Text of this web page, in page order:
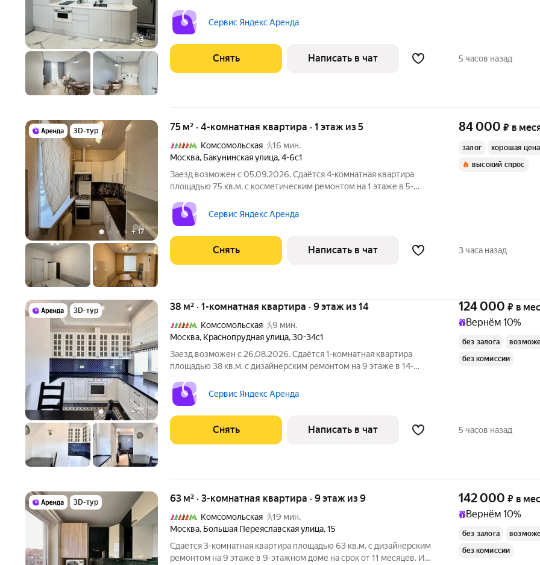
+13
Посудомоечная машина Кондиционер Дом - монолитный, окна
Сервис Яндекс Аренда
Снять Написать в чат 5 часов назад
3D-тур
+17
75 м² · 4-комнатная квартира · 1 этаж из 5
Комсомольская
16 мин.
Москва, Бакунинская улица,4-6с1
Заезд возможен с 05.09.2026. Сдаётся 4-комнатная квартира
площадью 75 кв.м. с косметическим ремонтом на 1 этаже в 5-
Духовой шкаф Стиральная машина Холодильник Бойлер Дом -
кирпичный,
Сервис Яндекс Аренда
84 000 ₽ в
залог
хорошая цена
высокий спрос
Снять Написать в чат 3 часа назад
3D-тур
+21
38 м² · 1-комнатная квартира · 9 этаж из 14
Комсомольская
9 мин.
Москва, Краснопрудная улица,30-34с1
Заезд возможен с 26.08.2026. Сдаётся 1-комнатная квартира
площадью 38 кв.м. с дизайнерским ремонтом на 9 этаже в 14-
Духовой шкаф Стиральная машина Холодильник Посудомоечная
машина
Сервис Яндекс Аренда
124 000 ₽ в
Вернём 10%
без залога
без комиссии
Снять Написать в чат 5 часов назад
3D-тур 63 м² · 3-комнатная квартира · 9 этаж из 9
Комсомольская
19 мин.
Москва, Большая Переяславская улица,15
Сдаётся 3-комнатная квартира площадью 63 кв.м. с дизайнерским
ремонтом на 9 этаже в 9-этажном доме на срок от 11 месяцев. Из
142 000 ₽ в
Вернём 10%
без залога
без комиссии